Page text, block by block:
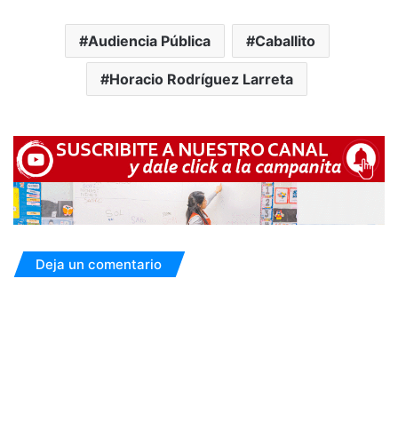
Audiencia Pública Caballito
Horacio Rodríguez Larreta
Deja un comentario